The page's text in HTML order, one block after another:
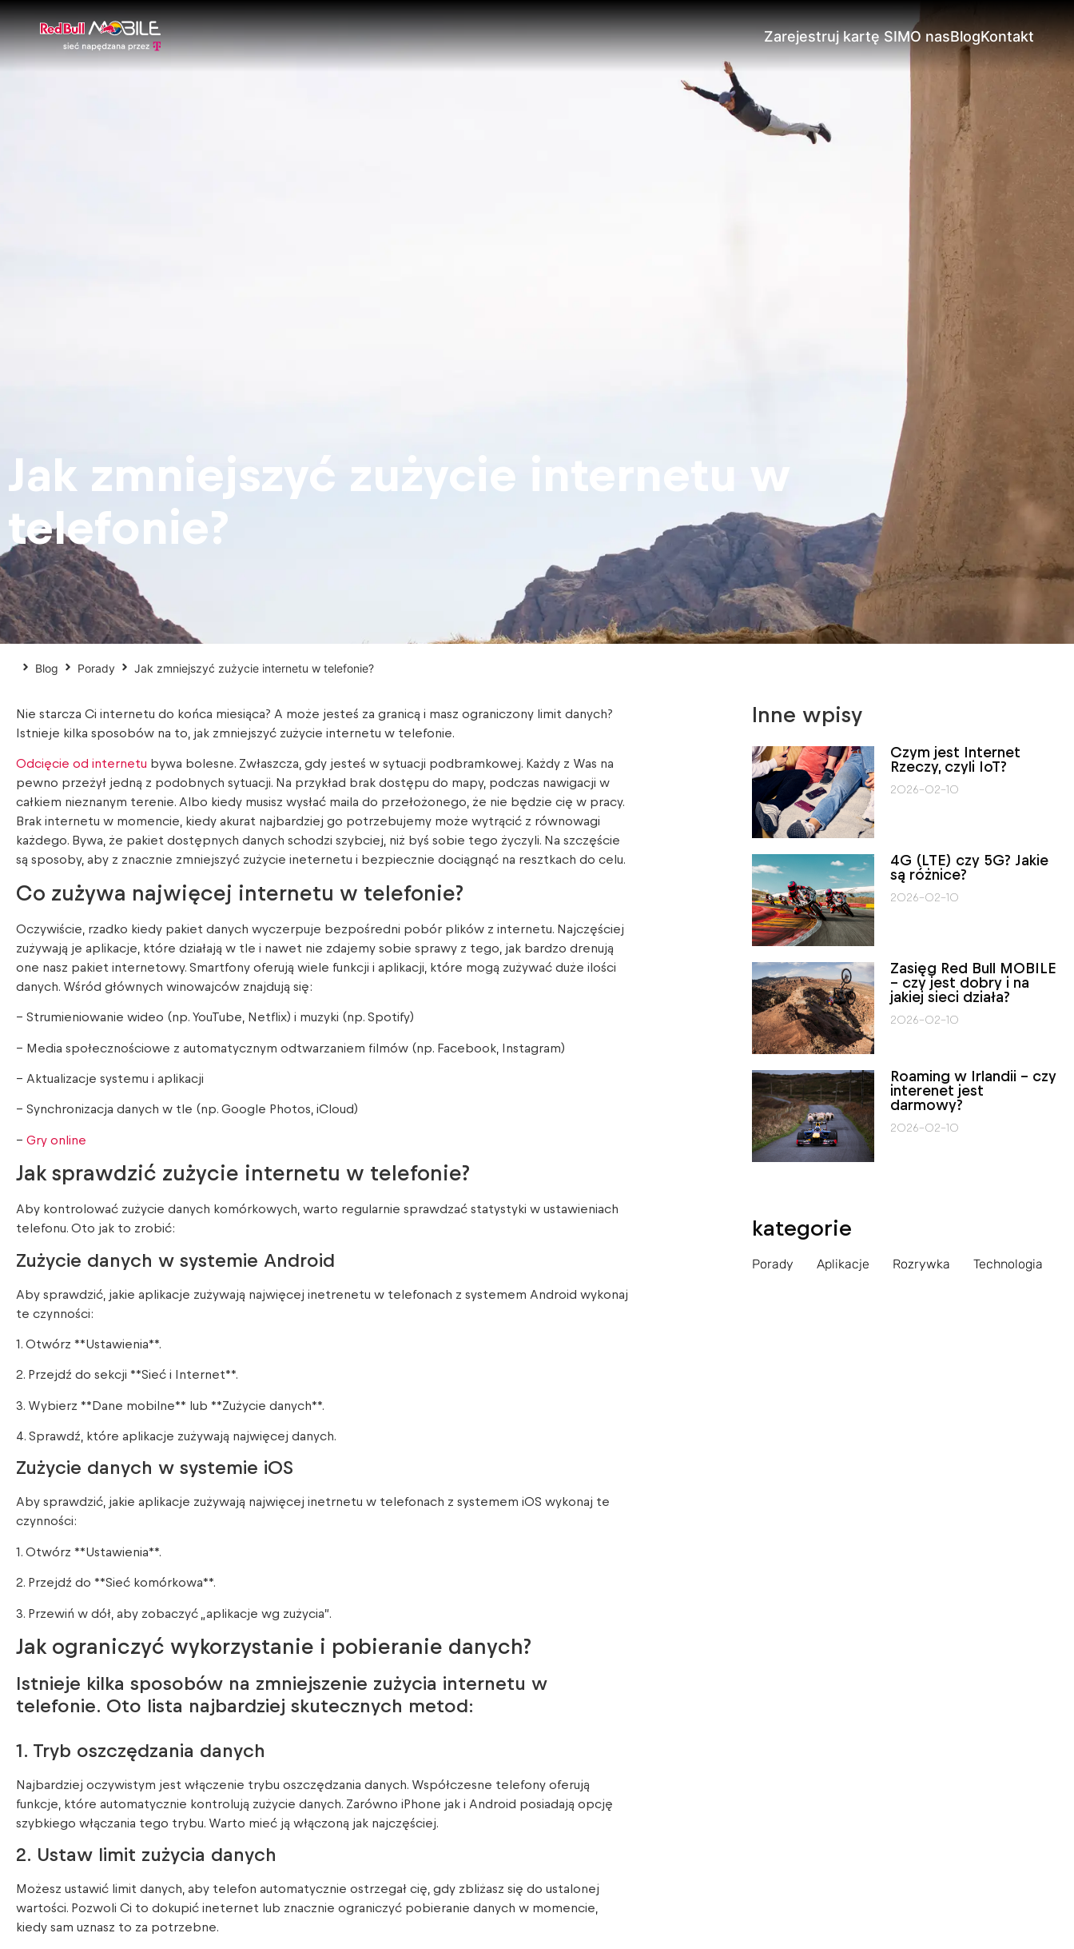
Zarejestruj kartę SIMO nasBlogKontakt
Jak zmniejszyć zużycie internetu w
telefonie?
Blog Porady Jak zmniejszyć zużycie internetu w telefonie?
Nie starcza Ci internetu do końca miesiąca? A może jesteś za granicą i masz ograniczony limit danych?
Istnieje kilka sposobów na to, jak zmniejszyć zużycie internetu w telefonie.
Odcięcie od internetu bywa bolesne. Zwłaszcza, gdy jesteś w sytuacji podbramkowej. Każdy z Was na
pewno przeżył jedną z podobnych sytuacji. Na przykład brak dostępu do mapy, podczas nawigacji w
całkiem nieznanym terenie. Albo kiedy musisz wysłać maila do przełożonego, że nie będzie cię w pracy.
Brak internetu w momencie, kiedy akurat najbardziej go potrzebujemy może wytrącić z równowagi
każdego. Bywa, że pakiet dostępnych danych schodzi szybciej, niż byś sobie tego życzyli. Na szczęście
są sposoby, aby z znacznie zmniejszyć zużycie ineternetu i bezpiecznie dociągnąć na resztkach do celu.
Co zużywa najwięcej internetu w telefonie?
Oczywiście, rzadko kiedy pakiet danych wyczerpuje bezpośredni pobór plików z internetu. Najczęściej
zużywają je aplikacje, które działają w tle i nawet nie zdajemy sobie sprawy z tego, jak bardzo drenują
one nasz pakiet internetowy. Smartfony oferują wiele funkcji i aplikacji, które mogą zużywać duże ilości
danych. Wśród głównych winowajców znajdują się:
– Strumieniowanie wideo (np. YouTube, Netflix) i muzyki (np. Spotify)
– Media społecznościowe z automatycznym odtwarzaniem filmów (np. Facebook, Instagram)
– Aktualizacje systemu i aplikacji
– Synchronizacja danych w tle (np. Google Photos, iCloud)
– Gry online
Jak sprawdzić zużycie internetu w telefonie?
Aby kontrolować zużycie danych komórkowych, warto regularnie sprawdzać statystyki w ustawieniach
telefonu. Oto jak to zrobić:
Zużycie danych w systemie Android
Aby sprawdzić, jakie aplikacje zużywają najwięcej inetrenetu w telefonach z systemem Android wykonaj
te czynności:
1. Otwórz **Ustawienia**.
2. Przejdź do sekcji **Sieć i Internet**.
3. Wybierz **Dane mobilne** lub **Zużycie danych**.
4. Sprawdź, które aplikacje zużywają najwięcej danych.
Zużycie danych w systemie iOS
Aby sprawdzić, jakie aplikacje zużywają najwięcej inetrnetu w telefonach z systemem iOS wykonaj te
czynności:
1. Otwórz **Ustawienia**.
2. Przejdź do **Sieć komórkowa**.
3. Przewiń w dół, aby zobaczyć „aplikacje wg zużycia”.
Jak ograniczyć wykorzystanie i pobieranie danych?
Istnieje kilka sposobów na zmniejszenie zużycia internetu w
telefonie. Oto lista najbardziej skutecznych metod:
1. Tryb oszczędzania danych
Najbardziej oczywistym jest włączenie trybu oszczędzania danych. Współczesne telefony oferują
funkcje, które automatycznie kontrolują zużycie danych. Zarówno iPhone jak i Android posiadają opcję
szybkiego włączania tego trybu. Warto mieć ją włączoną jak najczęściej.
2. Ustaw limit zużycia danych
Możesz ustawić limit danych, aby telefon automatycznie ostrzegał cię, gdy zbliżasz się do ustalonej
wartości. Pozwoli Ci to dokupić ineternet lub znacznie ograniczyć pobieranie danych w momencie,
kiedy sam uznasz to za potrzebne.
Inne wpisy
Czym jest Internet
Rzeczy, czyli IoT?
2026-02-10
4G (LTE) czy 5G? Jakie
są różnice?
2026-02-10
Zasięg Red Bull MOBILE
– czy jest dobry i na
jakiej sieci działa?
2026-02-10
Roaming w Irlandii – czy
interenet jest
darmowy?
2026-02-10
kategorie
Porady Aplikacje Rozrywka Technologia